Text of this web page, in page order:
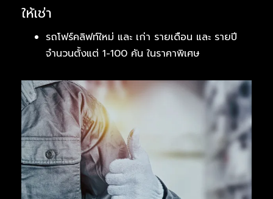
ให้เช่า
รถโฟร์คลิฟท์ใหม่ และ เก่า รายเดือน และ รายปี
จำนวนตั้งแต่ 1-100 คัน ในราคาพิเศษ